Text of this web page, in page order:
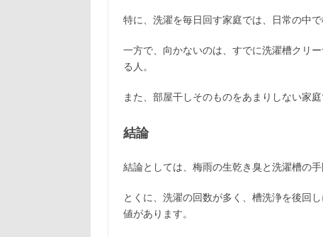
特に、洗濯を毎日回す家庭では、日常の中
一方で、向かないのは、すでに洗濯槽クリ
る人。
また、部屋干しそのものをあまりしない家
結論
結論としては、梅雨の生乾き臭と洗濯槽の
とくに、洗濯の回数が多く、槽洗浄を後回
値があります。